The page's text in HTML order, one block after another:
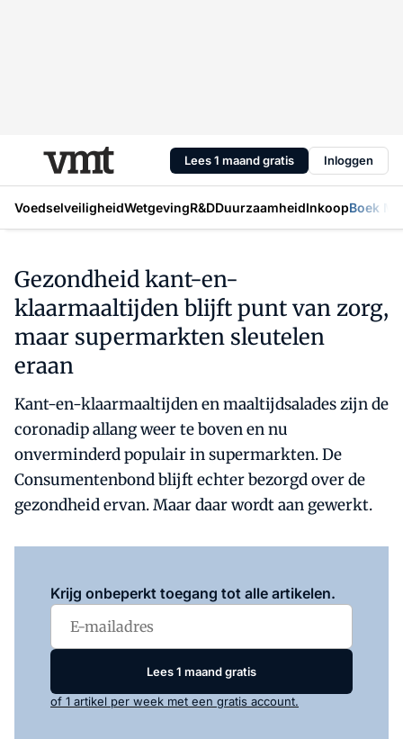
Lees 1 maand gratis Inloggen
VoedselveiligheidWetgevingR&DDuurzaamheidInkoopBoek
Gezondheid kant-en-
klaarmaaltijden blijft punt van zorg,
maar supermarkten sleutelen
eraan
Kant-en-klaarmaaltijden en maaltijdsalades zijn de
coronadip allang weer te boven en nu
onverminderd populair in supermarkten. De
Consumentenbond blijft echter bezorgd over de
gezondheid ervan. Maar daar wordt aan gewerkt.
Krijg onbeperkt toegang tot alle artikelen.
Lees 1 maand gratis
of 1 artikel per week met een gratis account.